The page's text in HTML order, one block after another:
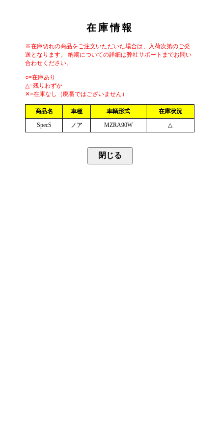
在庫情報
※在庫切れの商品をご注文いただいた場合は、入荷次第のご発
送となります。 納期についての詳細は弊社サポートまでお問い
合わせください。
○=在庫あり
△=残りわずか
✕=在庫なし（廃番ではございません）
商品名 車種 車輌形式
在庫状況
SpecS
ノア MZRA90W △